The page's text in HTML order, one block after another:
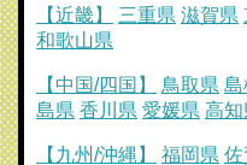
【近畿】 三重県 滋賀県
和歌山県
【中国/四国】 鳥取県 島
島県 香川県 愛媛県 高知
【九州/沖縄】 福岡県 佐